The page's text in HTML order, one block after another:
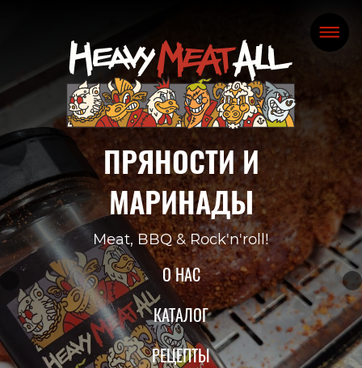
ПРЯНОСТИ И
МАРИНАДЫ
Meat, BBQ & Rock'n'roll!
О НАС
КАТАЛОГ
РЕЦЕПТЫ